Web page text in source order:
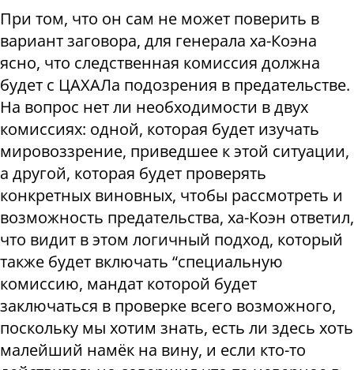
При том, что он сам не может поверить в
вариант заговора, для генерала ха-Коэна
ясно, что следственная комиссия должна
будет с ЦАХАЛа подозрения в предательстве.
На вопрос нет ли необходимости в двух
комиссиях: одной, которая будет изучать
мировоззрение, приведшее к этой ситуации,
а другой, которая будет проверять
конкретных виновных, чтобы рассмотреть и
возможность предательства, ха-Коэн ответил,
что видит в этом логичный подход, который
также будет включать “специальную
комиссию, мандат которой будет
заключаться в проверке всего возможного,
поскольку мы хотим знать, есть ли здесь хоть
малейший намёк на вину, и если кто-то